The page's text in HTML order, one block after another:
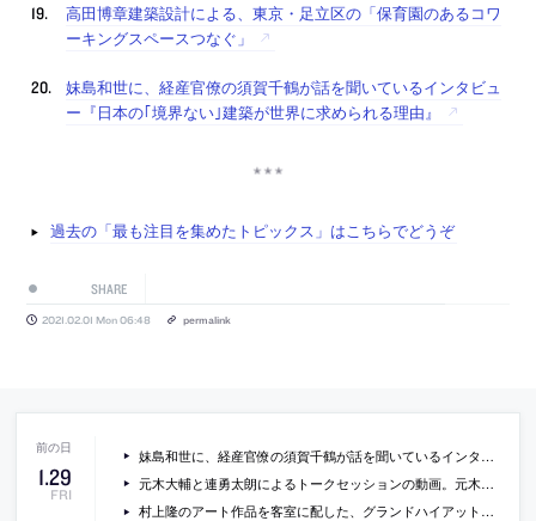
高田博章建築設計による、東京・足立区の「保育園のあるコワ
ーキングスペースつなぐ」
妹島和世に、経産官僚の須賀千鶴が話を聞いているインタビュ
ー『日本の｢境界ない｣建築が世界に求められる理由』
過去の「最も注目を集めたトピックス」はこちらでどうぞ
SHARE
2021.02.01 Mon 06:48 permalink
1.29
FRI
妹島和世に、経産官僚の須賀千鶴が話を聞いているインタビュー『日本の｢境界ない｣建築が世界に求められる理由』
元木大輔と連勇太朗によるトークセッションの動画。元木の書籍『工夫の連続』の刊行記念で2021年1月に行われたもの
村上隆のアート作品を客室に配した、グランドハイアット東京での1室限定の泊れるアートプライベートギャラリー。期間限定で宿泊料金は45万円